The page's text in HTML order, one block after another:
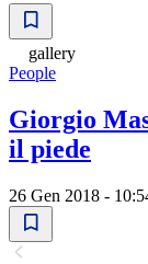
gallery
People
Giorgio
il piede
26 Gen 2018 -